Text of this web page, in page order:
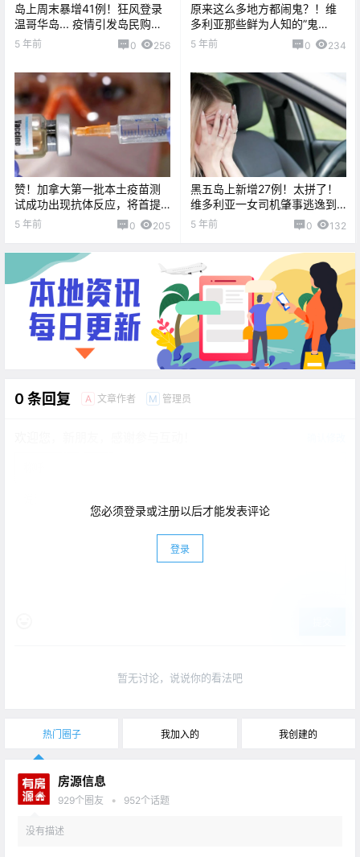
岛上周末暴增41例！狂风登录
温哥华岛... 疫情引发岛民购酒
量再创新高！！
5 年前 0 256
原来这么多地方都闹鬼？！维
多利亚那些鲜为人知的”鬼
屋”。。。
5 年前 0 234
赞！加拿大第一批本土疫苗测
试成功出现抗体反应，将首提
供7600万剂
5 年前 0 205
黑五岛上新增27例！太拼了！
维多利亚一女司机肇事逃逸到
海边，差点被淹死...
5 年前 0 132
0 条回复 A 文章作者 M 管理员
您必须登录或注册以后才能发表评论
登录
暂无讨论，说说你的看法吧
热门圈子 我加入的 我创建的
房源信息
929个圈友 • 952个话题
没有描述